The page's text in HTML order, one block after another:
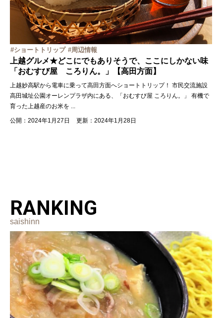
ショートトリップ 周辺情報
上越グルメ★どこにでもありそうで、ここにしかない味
「おむすび屋 ころりん。」【高田方面】
上越妙高駅から電車に乗って高田方面へショートトリップ！ 市民交流施設
高田城址公園オーレンプラザ内にある、「おむすび屋 ころりん。」 有機で
育った上越産のお米を ...
公開：2024年1月27日 更新：2024年1月28日
RANKING
saishinn